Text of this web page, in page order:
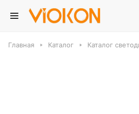
Главная Каталог Каталог